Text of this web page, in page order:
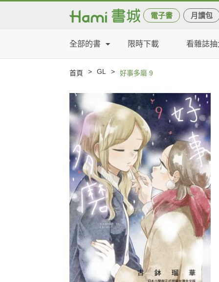
電子書 月讀包
全部的書 限時下載 看雜誌
首頁 > GL > 好事多磨 9